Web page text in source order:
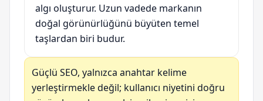
algı oluşturur. Uzun vadede markanın
doğal görünürlüğünü büyüten temel
taşlardan biri budur.
Güçlü SEO, yalnızca anahtar kelime
yerleştirmekle değil; kullanıcı niyetini doğru